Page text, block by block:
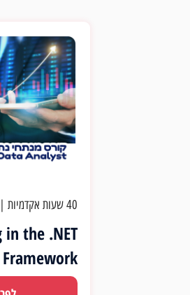
40 שעות אקדמיות
the .NET
Framework